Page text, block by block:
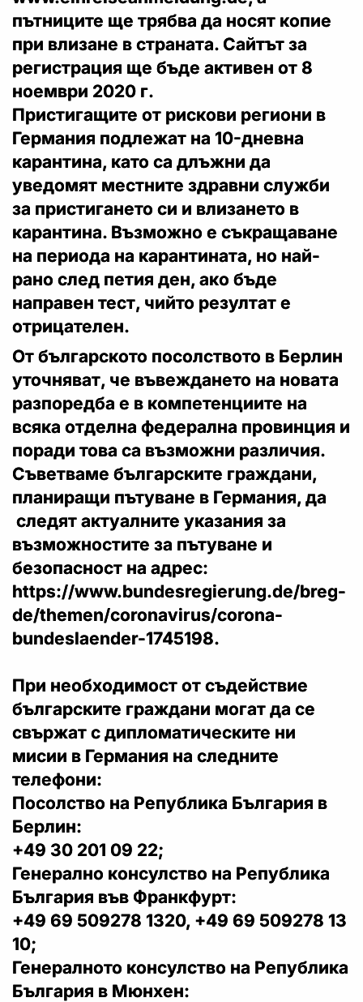
пътниците ще трябва да носят копие
при влизане в страната. Сайтът за
регистрация ще бъде активен от 8
ноември 2020 г.
Пристигащите от рискови региони в
Германия подлежат на 10-дневна
карантина, като са длъжни да
уведомят местните здравни служби
за пристигането си и влизането в
карантина. Възможно е съкращаване
на периода на карантината, но най-
рано след петия ден, ако бъде
направен тест, чийто резултат е
отрицателен.
От българското посолството в Берлин
уточняват, че въвеждането на новата
разпоредба е в компетенциите на
всяка отделна федерална провинция и
поради това са възможни различия.
Съветваме българските граждани,
планиращи пътуване в Германия, да
следят актуалните указания за
възможностите за пътуване и
безопасност на адрес:
https://www.bundesregierung.de/breg-
de/themen/coronavirus/corona-
bundeslaender-1745198.
При необходимост от съдействие
българските граждани могат да се
свържат с дипломатическите ни
мисии в Германия на следните
телефони:
Посолство на Република България в
Берлин:
+49 30 201 09 22;
Генерално консулство на Република
България във Франкфурт:
+49 69 509278 1320, +49 69 509278 13
10;
Генералното консулство на Република
България в Мюнхен: